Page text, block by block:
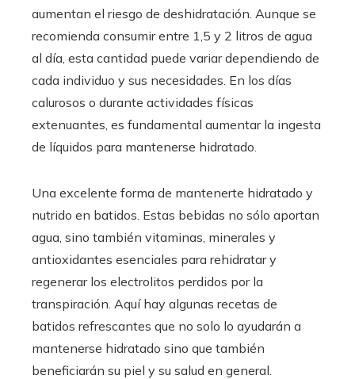
aumentan el riesgo de deshidratación. Aunque se
recomienda consumir entre 1,5 y 2 litros de agua
al día, esta cantidad puede variar dependiendo de
cada individuo y sus necesidades. En los días
calurosos o durante actividades físicas
extenuantes, es fundamental aumentar la ingesta
de líquidos para mantenerse hidratado.
Una excelente forma de mantenerte hidratado y
nutrido en batidos. Estas bebidas no sólo aportan
agua, sino también vitaminas, minerales y
antioxidantes esenciales para rehidratar y
regenerar los electrolitos perdidos por la
transpiración. Aquí hay algunas recetas de
batidos refrescantes que no solo lo ayudarán a
mantenerse hidratado sino que también
beneficiarán su piel y su salud en general.